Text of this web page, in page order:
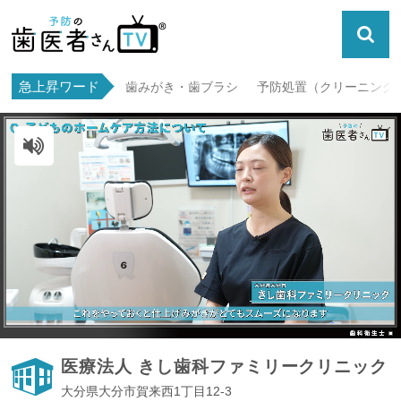
急上昇ワード 歯みがき・歯ブラシ 予防処置（クリーニング
ミュート解除
医療法人 きし歯科ファミリークリニック
大分県大分市賀来西1丁目12-3